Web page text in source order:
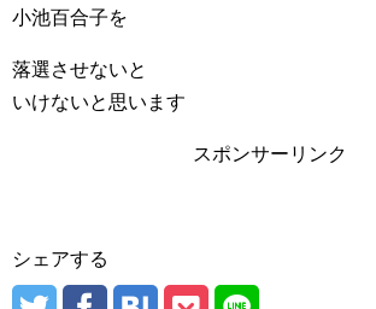
小池百合子を
落選させないと
いけないと思います
スポンサーリンク
シェアする